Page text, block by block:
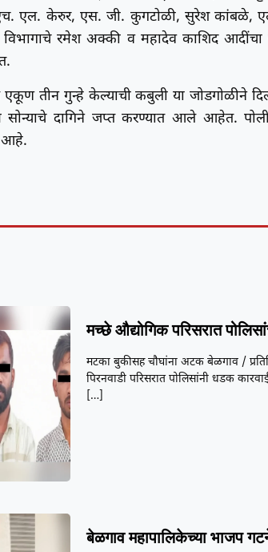
एच. एल. केरुर, एस. जी. कुगटोळी, सुरेश कांबळे,
विभागाचे रमेश अक्की व महादेव काशिद
एकूण तीन गुन्हे केल्याची कबुली या जोडगोळीने
दागिने जप्त करण्यात आले आहेत.
आहे.
मच्छे औद्योगिक परिसरात
मटका बुकीसह चौघांना अटक बेळगाव /
पिरनवाडी परिसरात पोलिसांनी धडक
[…]
बेळगाव महापालिकेच्या भाजप